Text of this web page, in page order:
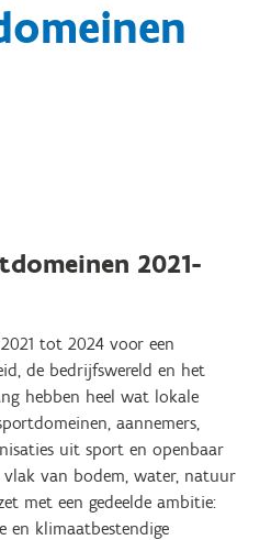
2021-
tot 2024 voor een
de bedrijfswereld en het
hebben heel wat lokale
aannemers,
uit sport en openbaar
van bodem, water, natuur
met een gedeelde ambitie:
en klimaatbestendige